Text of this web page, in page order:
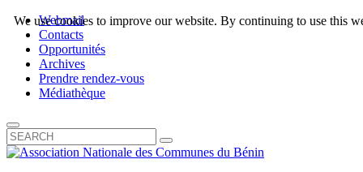
Webmail
Contacts
Opportunités
Archives
Prendre rendez-vous
Médiathèque
We use cookies to improve our website. By continuing to use this